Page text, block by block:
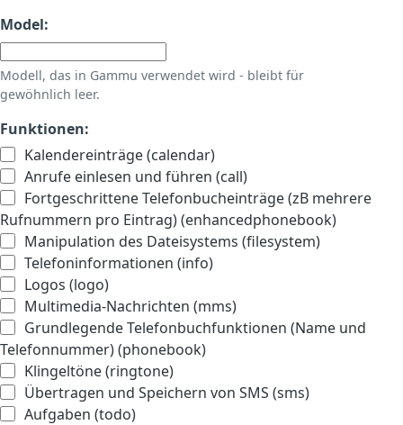
Model:
Modell, das in Gammu verwendet wird - bleibt für
gewöhnlich leer.
Funktionen:
Kalendereinträge (calendar)
Anrufe einlesen und führen (call)
Fortgeschrittene Telefonbucheinträge (zB mehrere
Rufnummern pro Eintrag) (enhancedphonebook)
Manipulation des Dateisystems (filesystem)
Telefoninformationen (info)
Logos (logo)
Multimedia-Nachrichten (mms)
Grundlegende Telefonbuchfunktionen (Name und
Telefonnummer) (phonebook)
Klingeltöne (ringtone)
Übertragen und Speichern von SMS (sms)
Aufgaben (todo)